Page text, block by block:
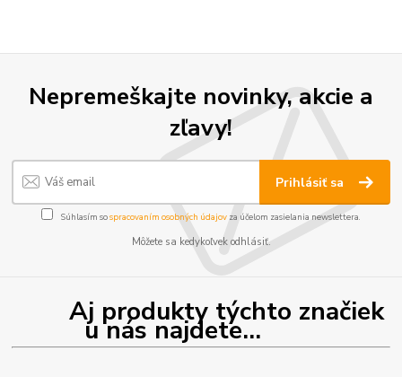
Nepremeškajte novinky, akcie a
zľavy!
Prihlásiť sa
Súhlasím sospracovaním osobných údajov za účelom zasielania newslettera.
Môžete sa kedykoľvek odhlásiť.
Aj produkty týchto značiek
u nás najdete...